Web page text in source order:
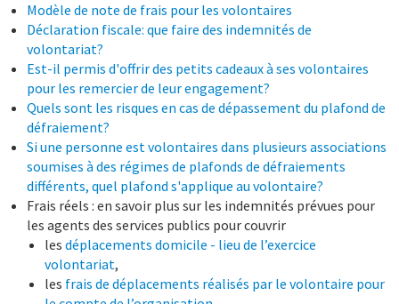
Modèle de note de frais pour les volontaires
Déclaration fiscale: que faire des indemnités de
volontariat?
Est-il permis d'offrir des petits cadeaux à ses volontaires
pour les remercier de leur engagement?
Quels sont les risques en cas de dépassement du plafond de
défraiement?
Si une personne est volontaires dans plusieurs associations
soumises à des régimes de plafonds de défraiements
différents, quel plafond s'applique au volontaire?
Frais réels : en savoir plus sur les indemnités prévues pour
les agents des services publics pour couvrir
les déplacements domicile - lieu de l’exercice
volontariat,
les frais de déplacements réalisés par le volontaire pour